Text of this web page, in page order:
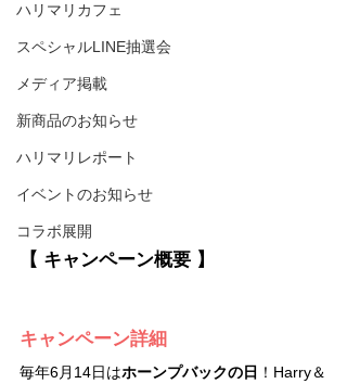
ハリマリカフェ
スペシャルLINE抽選会
メディア掲載
新商品のお知らせ
ハリマリレポート
イベントのお知らせ
コラボ展開
【 キャンペーン概要 】
キャンペーン詳細
毎年6月14日はホーンプバックの日 ！Harry＆